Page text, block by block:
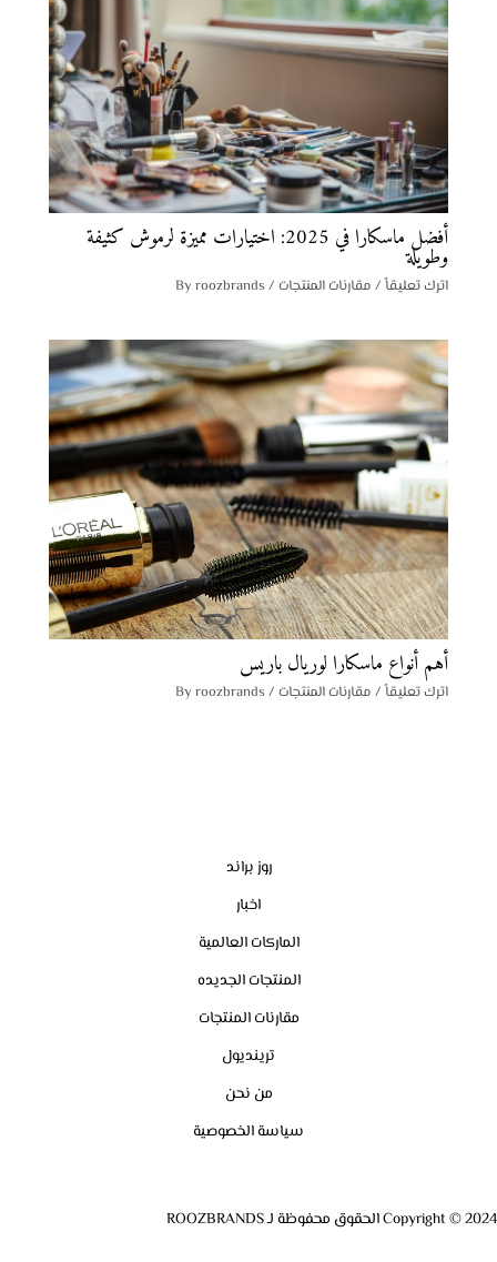
أفضل ماسكارا في 2025: اختيارات مميزة لرموش كثيفة
وطويلة
اترك تعليقاً/ مقارنات المنتجات / By
roozbrands
أهم أنواع ماسكارا لوريال باريس
اترك تعليقاً/ مقارنات المنتجات / By
roozbrands
روز براند
اخبار
الماركات العالمية
المنتجات الجديده
مقارنات المنتجات
ترينديول
من نحن
سياسة الخصوصية
Copyright © 2024 الحقوق محفوظة لـ ROOZBRANDS